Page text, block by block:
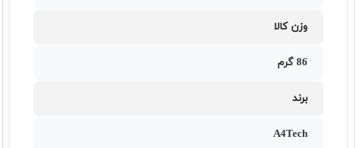
وزن کالا
86 گرم
برند
A4Tech